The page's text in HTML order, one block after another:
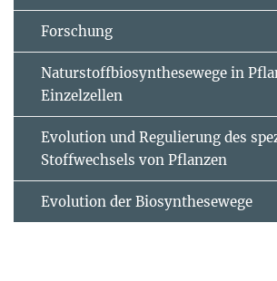
Forschung
Naturstoffbiosynthesewege in
Einzelzellen
Evolution und Regulierung des
Stoffwechsels von Pflanzen
Evolution der Biosynthesewege